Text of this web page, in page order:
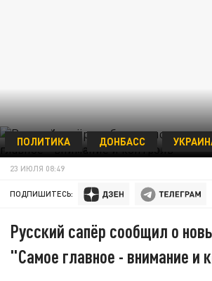
© TSITSAGI
ПОЛИТИКА ДОНБАСС
23 ИЮЛЯ 08:49
ПОДПИШИТЕСЬ:
Русский сапёр сообщил о
"Самое главное - внимание и